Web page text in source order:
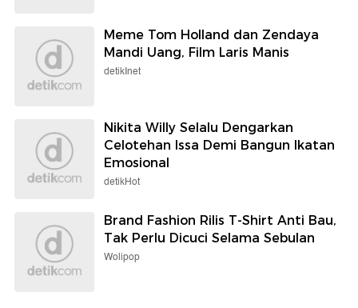
Meme Tom Holland dan Zendaya
Mandi Uang, Film Laris Manis
detikInet
Nikita Willy Selalu Dengarkan
Celotehan Issa Demi Bangun Ikatan
Emosional
detikHot
Brand Fashion Rilis T-Shirt Anti Bau,
Tak Perlu Dicuci Selama Sebulan
Wolipop